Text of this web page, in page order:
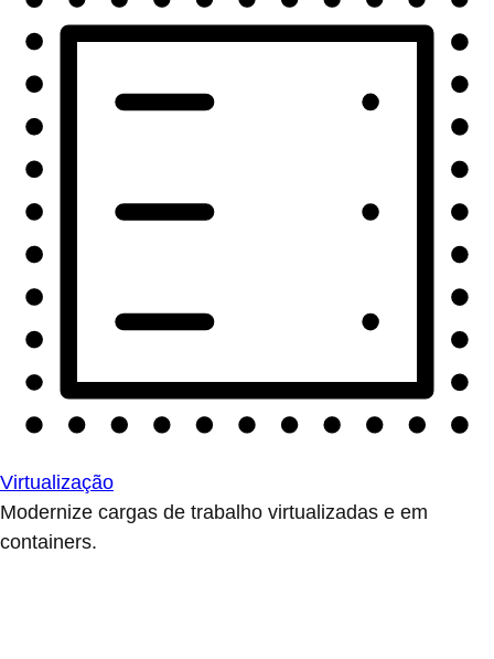
Virtualização
Modernize cargas de trabalho virtualizadas e em
containers.